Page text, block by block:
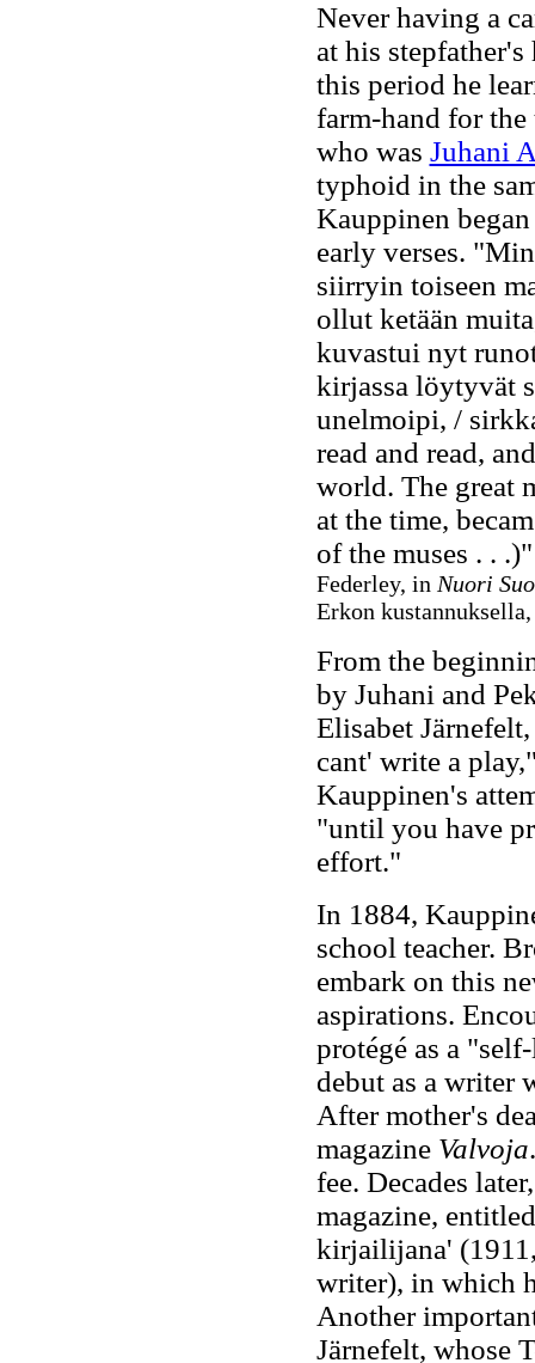
Never having a
at his
this period he
farm-hand for
who was Juhani
typhoid in the
Kauppinen
early verses.
siirryin toiseen
ollut ketään
kuvastui nyt
kirjassa löytyvät
unelmoipi, /
read and read,
world. The great
at the time,
of the muses . .
Federley, in Nuori
Erkon
From the
by Juhani and
Elisabet
cant' write a
Kauppinen's
"until you have
effort."
In 1884,
school teacher.
embark on this
aspirations.
protégé as a
debut as a writer
After mother's
magazine Valvoja
fee. Decades
magazine,
kirjailijana'
writer), in which
Another
Järnefelt, whose